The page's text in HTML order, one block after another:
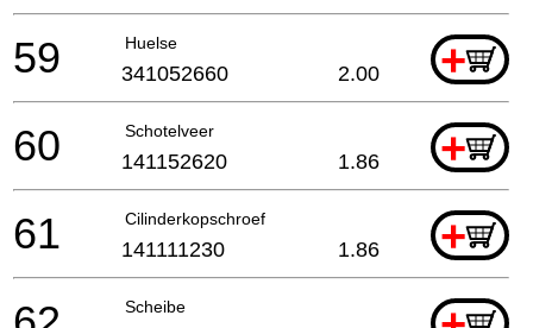
Huelse +
59 341052660 2.00
Schotelveer +
60 141152620 1.86
Cilinderkopschroef +
61 141111230 1.86
Scheibe